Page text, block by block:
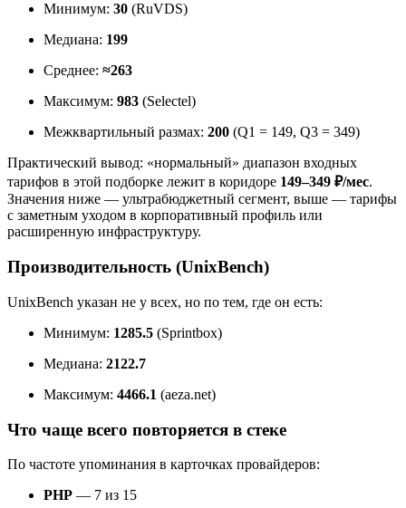
Минимум: 30 (RuVDS)
Медиана: 199
Среднее: ≈263
Максимум: 983 (Selectel)
Межквартильный размах: 200 (Q1 = 149, Q3 = 349)
Практический вывод: «нормальный» диапазон входных
тарифов в этой подборке лежит в коридоре 149–349 ₽/мес.
Значения ниже — ультрабюджетный сегмент, выше — тарифы
с заметным уходом в корпоративный профиль или
расширенную инфраструктуру.
Производительность (UnixBench)
UnixBench указан не у всех, но по тем, где он есть:
Минимум: 1285.5 (Sprintbox)
Медиана: 2122.7
Максимум: 4466.1 (aeza.net)
Что чаще всего повторяется в стеке
По частоте упоминания в карточках провайдеров:
PHP — 7 из 15